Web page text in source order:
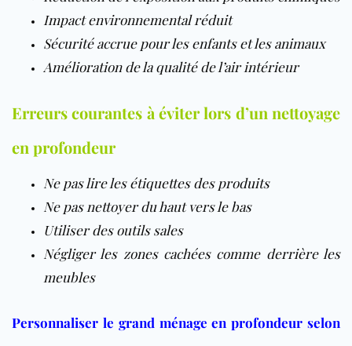
Impact environnemental réduit
Sécurité accrue pour les enfants et les animaux
Amélioration de la qualité de l’air intérieur
Erreurs courantes à éviter lors d’un nettoyage
en profondeur
Ne pas lire les étiquettes des produits
Ne pas nettoyer du haut vers le bas
Utiliser des outils sales
Négliger les zones cachées comme derrière les
meubles
Personnaliser le grand ménage en profondeur selon